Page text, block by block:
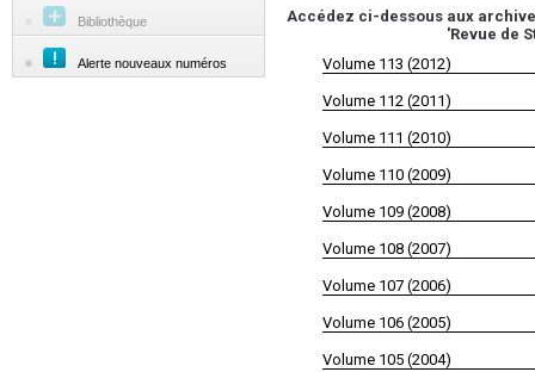
Bibliothèque
Alerte nouveaux numéros
Accédez ci-dessous aux
'Revue de
Volume 113 (2012)
Volume 112 (2011)
Volume 111 (2010)
Volume 110 (2009)
Volume 109 (2008)
Volume 108 (2007)
Volume 107 (2006)
Volume 106 (2005)
Volume 105 (2004)